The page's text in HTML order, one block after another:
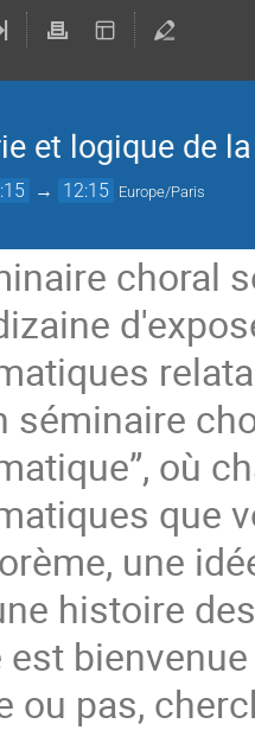
et logique de
→ 12:15 Europe/Paris
choral
séminaire
où
que
une
histoire
est
ou pas,